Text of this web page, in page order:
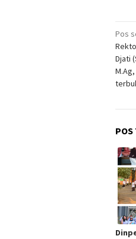
Pos
Djati
POS